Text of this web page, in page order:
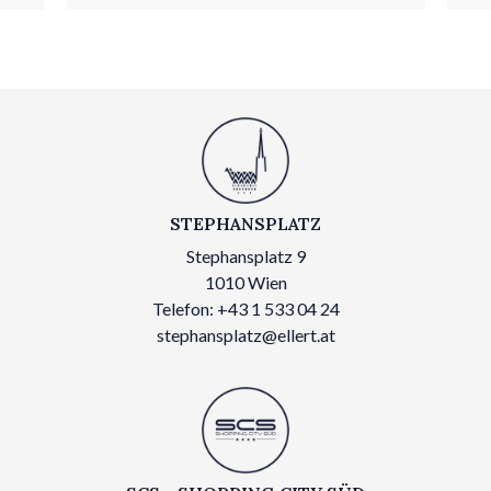
STEPHANSPLATZ
Stephansplatz 9
1010 Wien
Telefon: +43 1 533 04 24
stephansplatz@ellert.at